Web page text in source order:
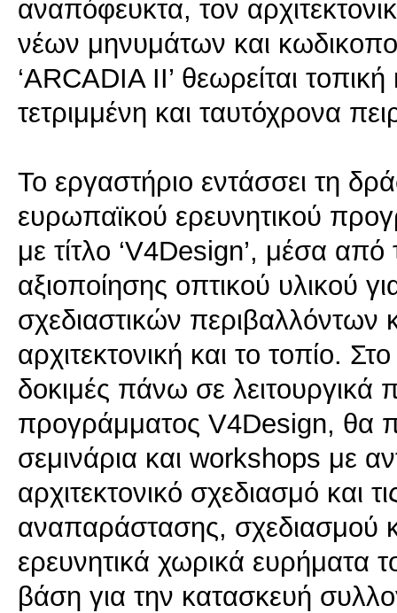
αναπόφευκτα, τον
νέων μηνυμάτων και
‘ARCADIA ΙΙ’ θεωρείται
τετριμμένη και ταυτόχρονα
Το εργαστήριο εντάσσει τη
ευρωπαϊκού ερευνητικού
με τίτλο ‘V4Design’, μέσα από
αξιοποίησης οπτικού υλικού
σχεδιαστικών περιβαλλόντων
αρχιτεκτονική και το τοπίο.
δοκιμές πάνω σε λειτουργικά
προγράμματος V4Design, θα
σεμινάρια και workshops με
αρχιτεκτονικό σχεδιασμό και
αναπαράστασης, σχεδιασμού
ερευνητικά χωρικά ευρήματα
βάση για την κατασκευή